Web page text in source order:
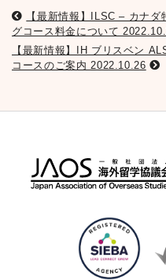
【最新情報】ILSC – カナ
グコース料金について
【最新情報】IH ブリスベン
コースのご案内 2022.10.26